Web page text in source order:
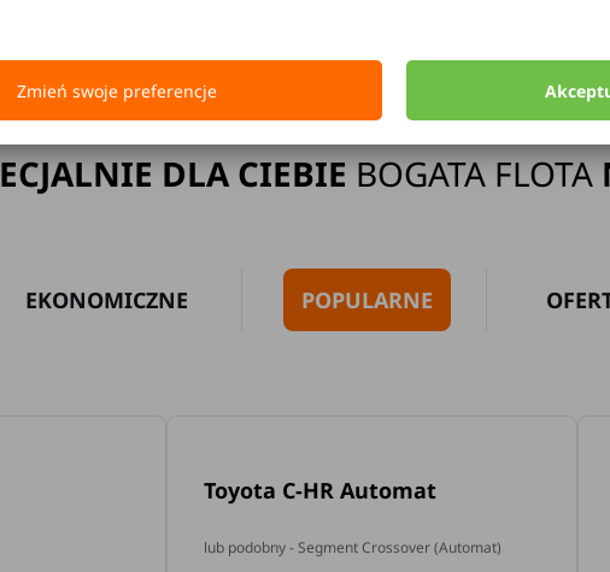
DLA CIEBIEBOGATA FLOTA
EKONOMICZNE POPULARNE
Toyota C-HR Automat
lub podobny - Segment Crossover (Automat)
Zmień swoje preferencje